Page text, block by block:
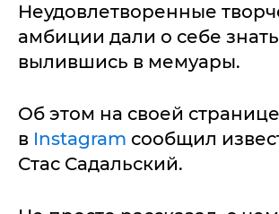
Неудовлетворенные
амбиции дали о себе
вылившись в мемуары.
Об этом на своей странице
в Instagram сообщил
Стас Садальский.